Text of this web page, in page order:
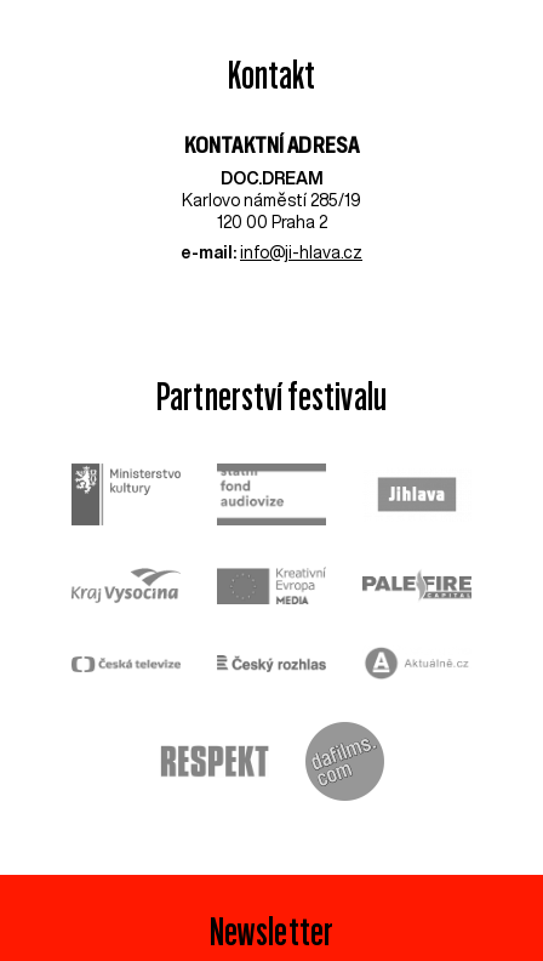
Kontakt
KONTAKTNÍ ADRESA
DOC.DREAM​
Karlovo náměstí 285/19
120 00 Praha 2
e-mail: info@ji-hlava.cz
Partnerství festivalu
Newsletter